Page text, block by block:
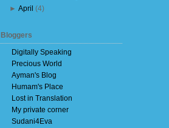
►April (4)
Bloggers
Digitally Speaking
Precious World
Ayman's Blog
Humam's Place
Lost in Translation
My private corner
Sudani4Eva